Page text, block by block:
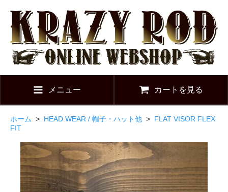
メニュー カートを見る
ホーム > HEAD WEAR / 帽子・ハット他 > FLAT VISOR FLEX
FIT